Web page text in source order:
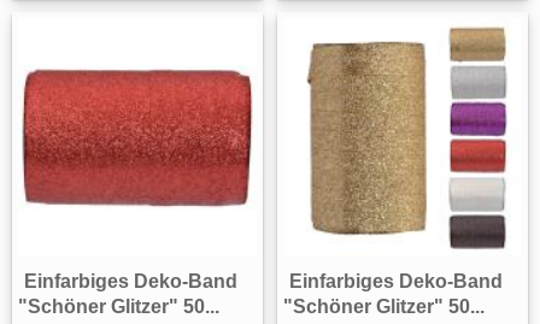
Einfarbiges Deko-Band
"Schöner Glitzer" 50...
Einfarbiges Deko-Band
"Schöner Glitzer" 50...